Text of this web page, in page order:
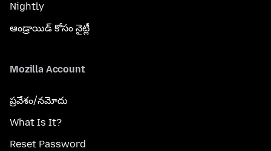
Nightly
ఆండ్రాయిడ్ కోసం నైట్లీ
Mozilla Account
ప్రవేశం/నమోదు
What Is It?
Reset Password